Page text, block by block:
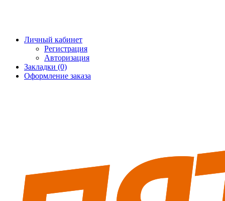
Личный кабинет
Регистрация
Авторизация
Закладки (0)
Оформление заказа